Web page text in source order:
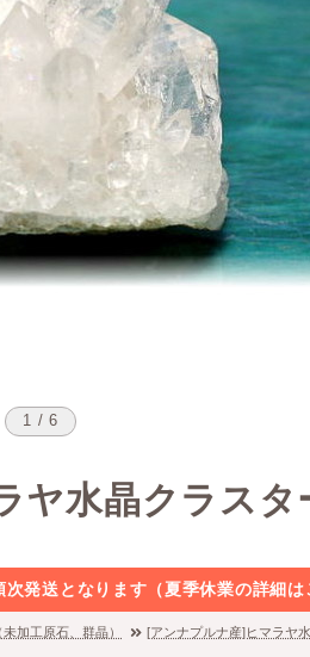
1 / 6
ヤ水晶クラスタ
発送となります（夏季休業の詳細は
加工原石、群晶） [アンナプルナ産]ヒマラヤ